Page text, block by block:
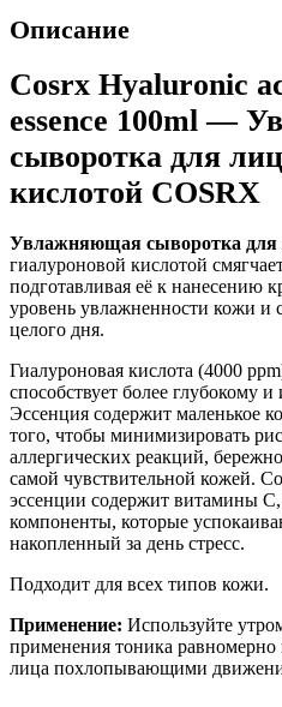
Описание
Cosrx Hyaluronic
essence 100ml —
сыворотка для
кислотой COSRX
Увлажняющая сыворотка для
гиалуроновой кислотой
подготавливая её к нанесению
уровень увлажненности кожи и
целого дня.
Гиалуроновая кислота (4000
способствует более глубокому
Эссенция содержит маленькое
того, чтобы минимизировать
аллергических реакций,
самой чувствительной кожей.
эссенции содержит витамины
компоненты, которые
накопленный за день стресс.
Подходит для всех типов кожи.
Применение: Используйте
применения тоника
лица похлопывающими